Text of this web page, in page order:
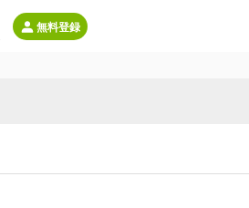
無料登録